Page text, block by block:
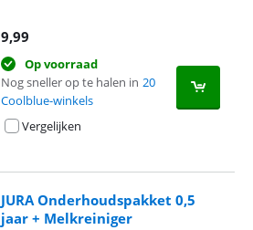
9,99
Op voorraad
Nog sneller op te halen in 20
Coolblue-winkels
Vergelijken
JURA Onderhoudspakket 0,5
jaar + Melkreiniger